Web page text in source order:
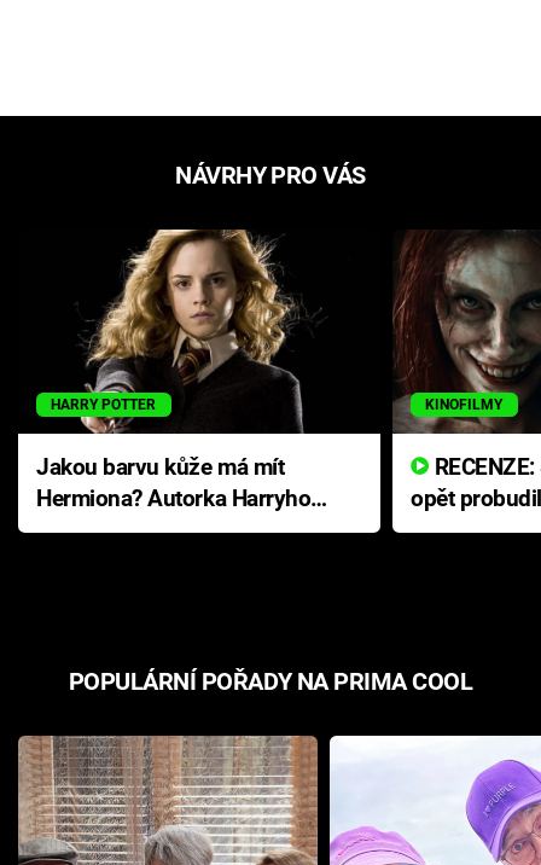
NÁVRHY PRO VÁS
HARRY POTTER
Jakou barvu kůže má mít
Hermiona? Autorka Harryho
Pottera přišla s ráznou
KINOFILMY
opět
přichází s
POPULÁRNÍ POŘADY NA PRIMA COOL